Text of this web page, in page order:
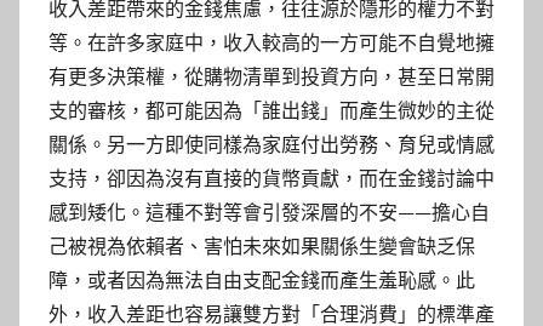
收入差距帶來的金錢焦慮，往往源於隱形的權力不對
等。在許多家庭中，收入較高的一方可能不自覺地擁
有更多決策權，從購物清單到投資方向，甚至日常開
支的審核，都可能因為「誰出錢」而產生微妙的主從
關係。另一方即使同樣為家庭付出勞務、育兒或情感
支持，卻因為沒有直接的貨幣貢獻，而在金錢討論中
感到矮化。這種不對等會引發深層的不安——擔心自
己被視為依賴者、害怕未來如果關係生變會缺乏保
障，或者因為無法自由支配金錢而產生羞恥感。此
外，收入差距也容易讓雙方對「合理消費」的標準產